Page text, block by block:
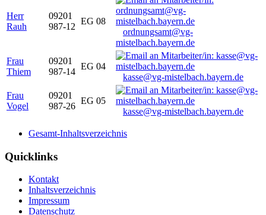
Herr
Rauh
09201
987-12
EG 08
ordnungsamt@vg-
mistelbach.bayern.de
Frau
Thiem
09201
987-14
EG 04
kasse@vg-mistelbach.bayern.de
Frau
Vogel
09201
987-26
EG 05
kasse@vg-mistelbach.bayern.de
Gesamt-Inhaltsverzeichnis
Quicklinks
Kontakt
Inhaltsverzeichnis
Impressum
Datenschutz